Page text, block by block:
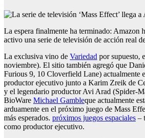
La espera finalmente ha terminado: Amazon
activo una serie de televisión de acción real
La exclusiva vino de Variedad por supuesto,
noviembre). El sitio también agregó que
Furious 9, 10 Cloverfield Lane) actualmente
productor ejecutivo junto a Karim Zreik de
y el legendario productor Avi Arad (Spider-
BioWare Michael Gambleque actualmente
arduamente en el próximo juego de Mass
más esperados. próximos juegos espaciales –
como productor ejecutivo.